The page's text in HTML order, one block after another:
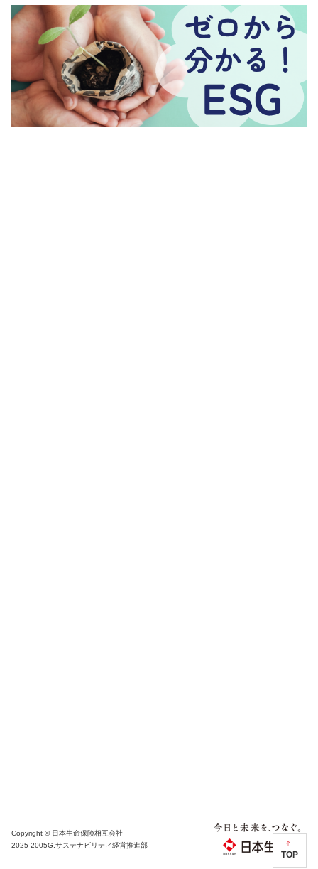
TOP
Copyright © 日本生命保険相互会社
2025-2005G,サステナビリティ経営推進部